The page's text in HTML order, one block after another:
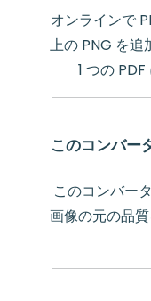
オンラインで
上の PNG を追
1 つの
このコンバー
このコンバー
画像の元の品